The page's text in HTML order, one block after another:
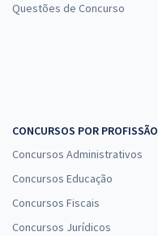
Questões de Concurso
CONCURSOS POR PROFISSÃO
Concursos Administrativos
Concursos Educação
Concursos Fiscais
Concursos Jurídicos